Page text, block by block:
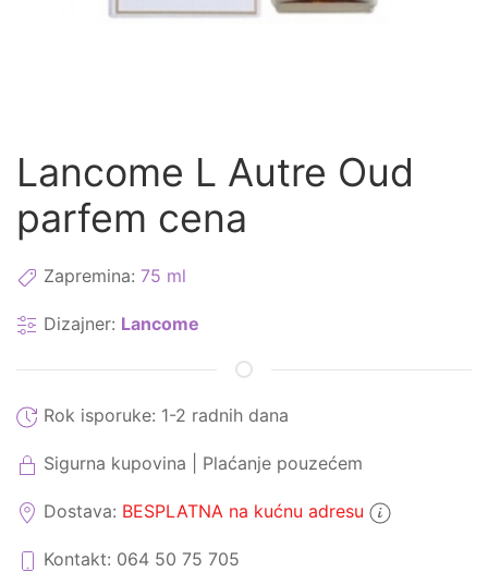
Lancome L Autre Oud
parfem cena
Zapremina: 75 ml
Dizajner: Lancome
Rok isporuke: 1-2 radnih dana
Sigurna kupovina | Plaćanje pouzećem
Dostava: BESPLATNA na kućnu adresu
Kontakt: 064 50 75 705